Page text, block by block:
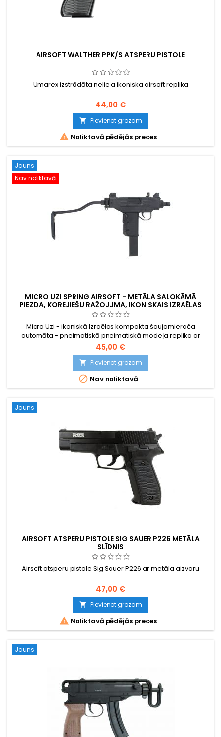
AIRSOFT WALTHER PPK/S ATSPERU PISTOLE
Umarex izstrādāta neliela ikoniska airsoft replika
44,00 €
 Pievienot grozam
 Noliktavā pēdējās preces
Jauns
Nav noliktavā
MICRO UZI SPRING AIRSOFT - METĀLA SALOKĀMĀ
PIEZDA, KOREJIEŠU RAŽOJUMA, IKONISKAIS IZRAĒLAS
SMG
Micro Uzi - ikoniskā Izraēlas kompakta šaujamieroča
automāta - pneimatiskā pneimatiskā modeļa replika ar
atsperes piedziņu. Izgatavots Korejā, lai nodrošinātu
augstāku uzbūves kvalitāti, ar metāla salokāmo pieturi,
metāla sprūda sviru, metāla sprūdu un drošinātāju, metāla
virzuļa aizturēšanas mehānismu. 175 patronu magazīns.
Kompakts 265 mm, 580 g.
45,00 €
 Pievienot grozam
 Nav noliktavā
Jauns
AIRSOFT ATSPERU PISTOLE SIG SAUER P226 METĀLA
SLĪDNIS
Airsoft atsperu pistole Sig Sauer P226 ar metāla aizvaru
47,00 €
 Pievienot grozam
 Noliktavā pēdējās preces
Jauns